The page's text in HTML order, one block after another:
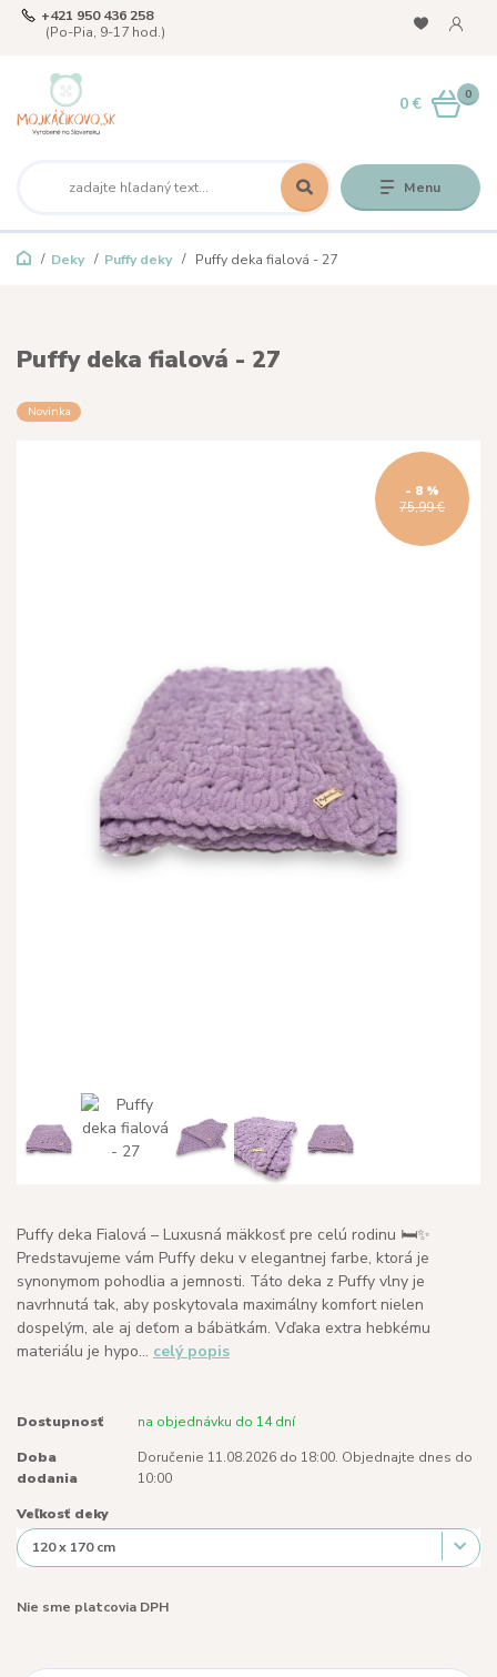
Menu
+421 950 436 258
(Po-Pia, 9-17 hod.)
0
0 €
Deky Puffy deky Puffy deka fialová - 27
Puffy deka fialová - 27
Novinka
75,99 €
- 8 %
Puffy deka Fialová – Luxusná mäkkosť pre celú rodinu 🛏️✨
Predstavujeme vám Puffy deku v elegantnej farbe, ktorá je
synonymom pohodlia a jemnosti. Táto deka z Puffy vlny je
navrhnutá tak, aby poskytovala maximálny komfort nielen
dospelým, ale aj deťom a bábätkám. Vďaka extra hebkému
materiálu je hypo... celý popis
Dostupnosť na objednávku do 14 dní
Doba
dodania
Doručenie 11.08.2026 do 18:00. Objednajte dnes do
10:00
Veľkosť deky
Nie sme platcovia DPH